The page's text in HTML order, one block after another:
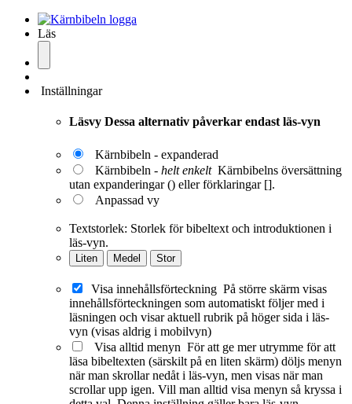
Läs
Inställningar
Läsvy Dessa alternativ påverkar endast läs-vyn
Kärnbibeln - expanderad
Kärnbibeln - helt enkelt Kärnbibelns översättning
utan expanderingar () eller förklaringar [].
Anpassad vy
Textstorlek: Storlek för bibeltext och introduktionen i
läs-vyn.
Liten Medel Stor
Visa innehållsförteckning På större skärm visas
innehållsförteckningen som automatiskt följer med i
läsningen och visar aktuell rubrik på höger sida i läs-
vyn (visas aldrig i mobilvyn)
Visa alltid menyn För att ge mer utrymme för att
läsa bibeltexten (särskilt på en liten skärm) döljs menyn
när man skrollar nedåt i läs-vyn, men visas när man
scrollar upp igen. Vill man alltid visa menyn så kryssa i